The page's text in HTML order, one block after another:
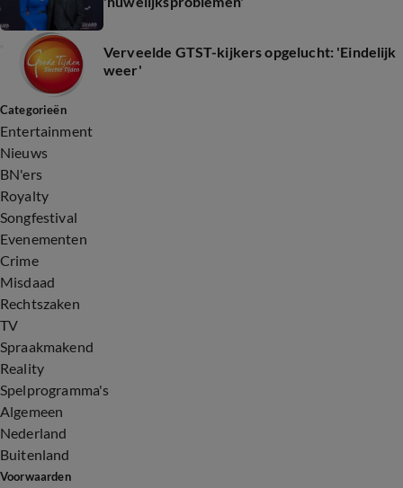
Verveelde GTST-kijkers opgelucht: 'Eindelijk
weer'
Categorieën
Entertainment
Nieuws
BN'ers
Royalty
Songfestival
Evenementen
Crime
Misdaad
Rechtszaken
TV
Spraakmakend
Reality
Spelprogramma's
Algemeen
Nederland
Buitenland
Voorwaarden